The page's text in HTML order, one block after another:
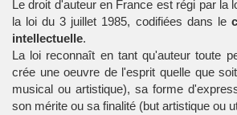
Le droit d'auteur en France est régi par la
la loi du 3 juillet 1985, codifiées dans le
intellectuelle.
La loi reconnaît en tant qu'auteur toute
crée une oeuvre de l'esprit quelle que
musical ou artistique), sa forme
son mérite ou sa finalité (but artistique ou